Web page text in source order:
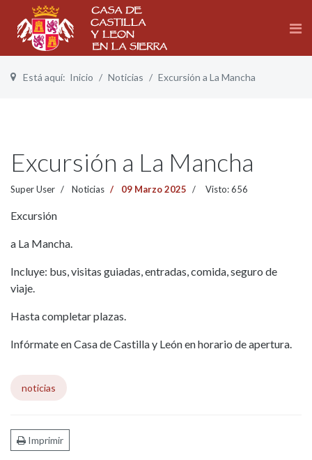
Está aquí: Inicio Noticias Excursión a La Mancha
Excursión a La Mancha
Super User Noticias 09 Marzo 2025 Visto: 656
Excursión
a La Mancha.
Incluye: bus, visitas guiadas, entradas, comida, seguro de
viaje.
Hasta completar plazas.
Infórmate en Casa de Castilla y León en horario de apertura.
noticias
Imprimir